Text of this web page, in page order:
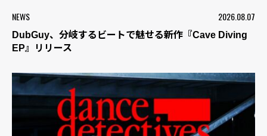
NEWS 2026.08.07
DubGuy、分岐するビートで魅せる新作『Cave Diving
EP』リリース